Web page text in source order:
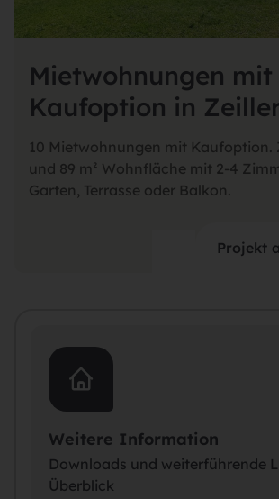
Mietwohnungen mit
Kaufoption in
10 Mietwohnungen mit Kaufoption.
und 89 m² Wohnfläche mit 2-4
Garten, Terrasse oder Balkon.
Projekt
Weitere Information
Downloads und weiterführende
Überblick